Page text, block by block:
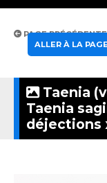
PAGE PRÉCÉDENTE
ALLER À LA
Taenia
Taenia
déjections